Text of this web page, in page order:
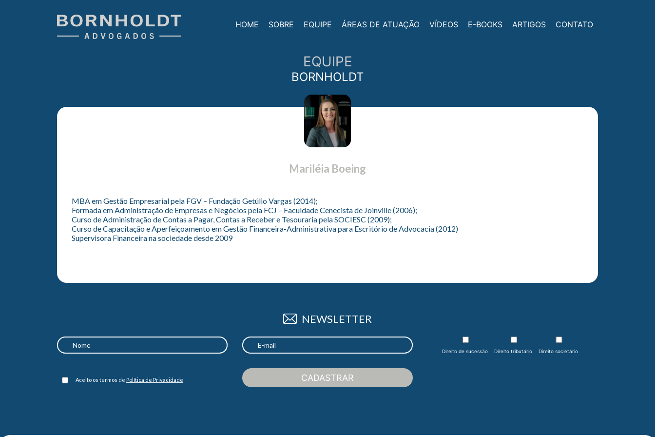
HOME SOBRE EQUIPE ÁREAS DE ATUAÇÃO VÍDEOS E-BOOKS ARTIGOS CONTATO
EQUIPE
BORNHOLDT
Mariléia Boeing
MBA em Gestão Empresarial pela FGV – Fundação Getúlio Vargas (2014);
Formada em Administração de Empresas e Negócios pela FCJ – Faculdade Cenecista de Joinville (2006);
Curso de Administração de Contas a Pagar, Contas a Receber e Tesouraria pela SOCIESC (2009);
Curso de Capacitação e Aperfeiçoamento em Gestão Financeira-Administrativa para Escritório de Advocacia (2012)
Supervisora Financeira na sociedade desde 2009
NEWSLETTER
Direito de sucessão Direito tributário Direito societário
Aceito os termos de Política de Privacidade CADASTRAR